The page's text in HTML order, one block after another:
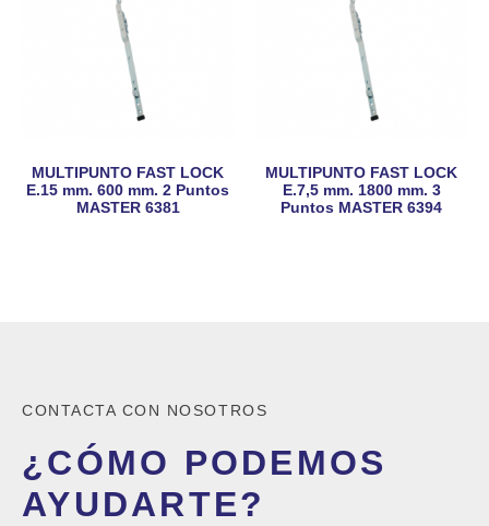
MULTIPUNTO FAST LOCK
E.15 mm. 600 mm. 2 Puntos
MASTER 6381
MULTIPUNTO FAST LOCK
E.7,5 mm. 1800 mm. 3
Puntos MASTER 6394
CONTACTA CON NOSOTROS
¿CÓMO PODEMOS
AYUDARTE?